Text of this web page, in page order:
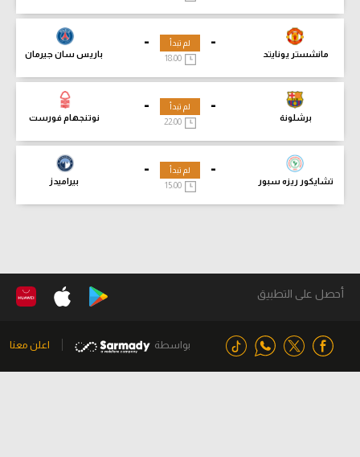
-
مانشستر يونايتد
-
باريس سان جيرمان
لم تبدأ
18:00
-
برشلونة
-
نوتنجهام فورست
لم تبدأ
-
تشايكور ريزه سبور
-
بيراميدز
لم تبدأ
15:00
أحصل على التطبيق
بواسطة اعلن معنا